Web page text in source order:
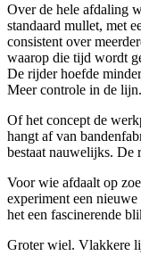
Over de hele afdaling
standaard mullet, met
consistent over
waarop die tijd wordt
De rijder hoefde
Meer controle in de lijn.
Of het concept de
hangt af van
bestaat nauwelijks. De
Voor wie afdaalt op
experiment een
het een fascinerende
Groter wiel. Vlakkere